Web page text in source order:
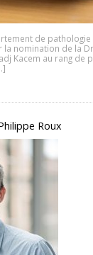
de
la nomination de la
Kacem au rang
Roux